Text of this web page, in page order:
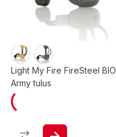
Light My Fire FireSteel BIO
Army tulus